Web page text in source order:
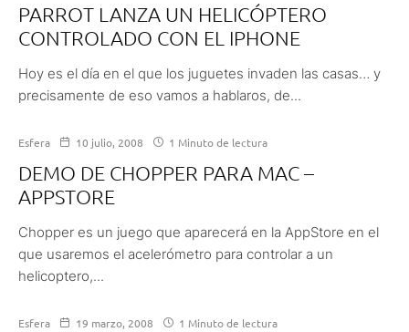
PARROT LANZA UN HELICÓPTERO
CONTROLADO CON EL IPHONE
Hoy es el día en el que los juguetes invaden las casas… y
precisamente de eso vamos a hablaros, de...
Esfera 10 julio, 2008 1 Minuto de lectura
DEMO DE CHOPPER PARA MAC –
APPSTORE
Chopper es un juego que aparecerá en la AppStore en el
que usaremos el acelerómetro para controlar a un
helicoptero,...
Esfera 19 marzo, 2008 1 Minuto de lectura